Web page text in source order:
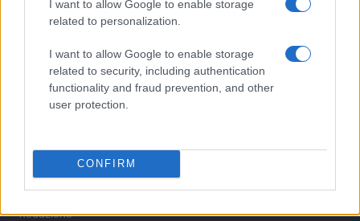
I want to allow Google to enable storage
related to personalization.
I want to allow Google to enable storage
related to security, including authentication
functionality and fraud prevention, and other
user protection.
CONFIRM
Calcio
Motori
Ciclismo
Chi siamo
Redazione